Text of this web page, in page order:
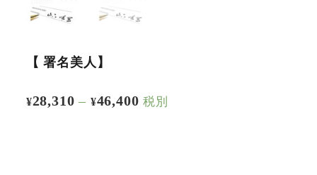
【 署名美人】
¥28,310 – ¥46,400 税別